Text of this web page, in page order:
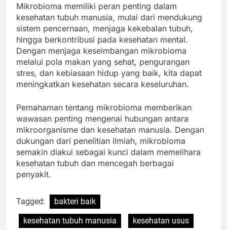
Mikrobioma memiliki peran penting dalam
kesehatan tubuh manusia, mulai dari mendukung
sistem pencernaan, menjaga kekebalan tubuh,
hingga berkontribusi pada kesehatan mental.
Dengan menjaga keseimbangan mikrobioma
melalui pola makan yang sehat, pengurangan
stres, dan kebiasaan hidup yang baik, kita dapat
meningkatkan kesehatan secara keseluruhan.
Pemahaman tentang mikrobioma memberikan
wawasan penting mengenai hubungan antara
mikroorganisme dan kesehatan manusia. Dengan
dukungan dari penelitian ilmiah, mikrobioma
semakin diakui sebagai kunci dalam memelihara
kesehatan tubuh dan mencegah berbagai
penyakit.
Tagged:
bakteri baik
kesehatan tubuh manusia
kesehatan usus